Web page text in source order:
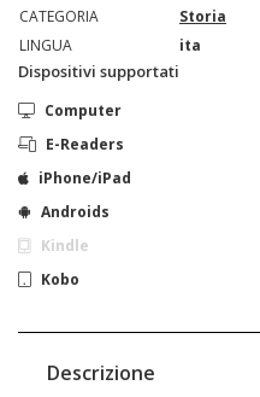
CATEGORIA
Storia
LINGUA
ita
Dispositivi supportati
Computer
E-Readers
iPhone/iPad
Androids
Kindle
Kobo
Descrizione